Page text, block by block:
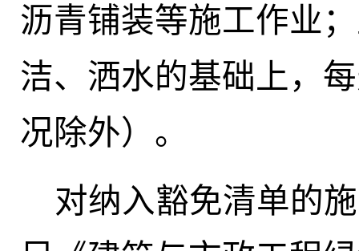
沥青铺装等施工作业；
洁、 洒水的基础上，
况除外） 。
对纳入豁免清单的